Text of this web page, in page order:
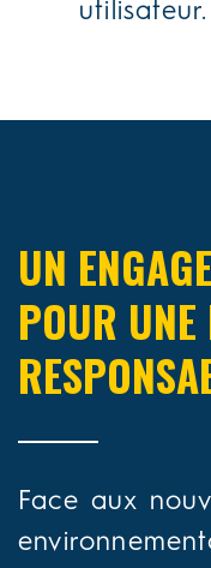
utilisateur.
UN
POUR
Face aux